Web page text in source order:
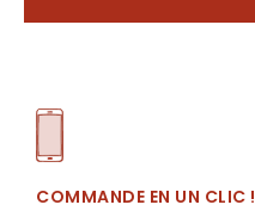
COMMANDE EN UN CLIC !